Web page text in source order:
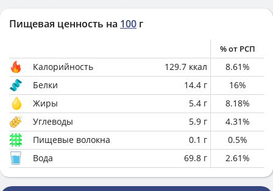
Пищевая ценность на 100 г
% от РСП
Калорийность 129.7 ккал 8.61%
Белки
14.4 г 16%
Жиры
5.4 г 8.18%
Углеводы
5.9 г 4.31%
Пищевые волокна
0.1 г 0.5%
Вода
69.8 г 2.61%